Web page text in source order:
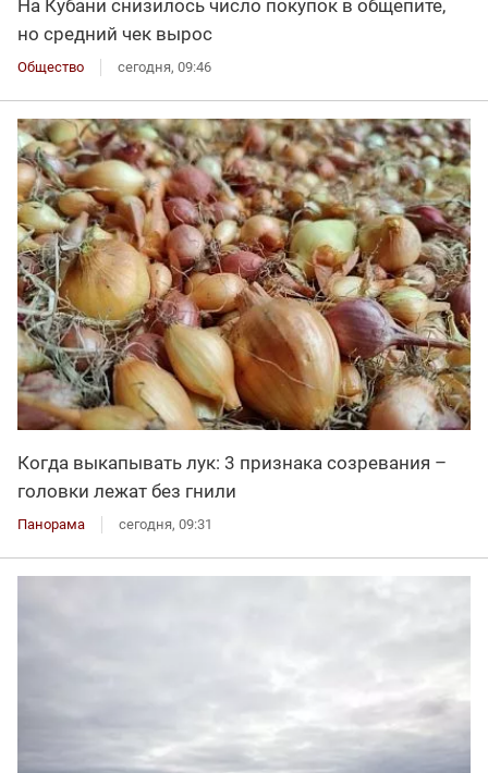
На Кубани снизилось число покупок в общепите,
но средний чек вырос
Общество сегодня, 09:46
Когда выкапывать лук: 3 признака созревания –
головки лежат без гнили
Панорама сегодня, 09:31